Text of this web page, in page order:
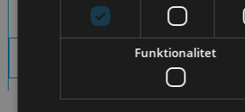
Download sidens indhold
Funktionalitet